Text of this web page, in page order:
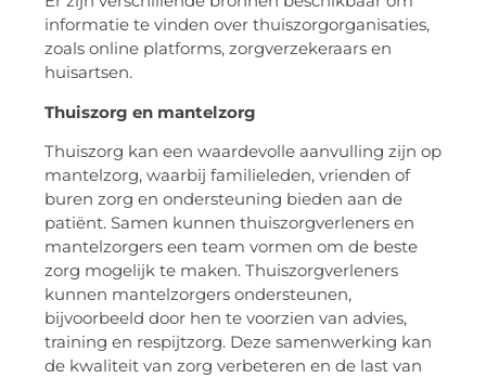
informatie te vinden over thuiszorgorganisaties,
zoals online platforms, zorgverzekeraars en
huisartsen.
Thuiszorg en mantelzorg
Thuiszorg kan een waardevolle aanvulling zijn op
mantelzorg, waarbij familieleden, vrienden of
buren zorg en ondersteuning bieden aan de
patiënt. Samen kunnen thuiszorgverleners en
mantelzorgers een team vormen om de beste
zorg mogelijk te maken. Thuiszorgverleners
kunnen mantelzorgers ondersteunen,
bijvoorbeeld door hen te voorzien van advies,
training en respijtzorg. Deze samenwerking kan
de kwaliteit van zorg verbeteren en de last van